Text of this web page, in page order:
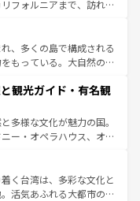
フォルニアまで、訪れる
ッピング、エンターテイ
ットだ。一方、アメリカ
ドキャニオンやイエロー
と美食が融合した独特の
各地域で異なる魅力を楽
歴史を感じることができ
や列車の旅も、アメリカ
、多くの島で構成される
もっている。大自然の神
の観光地といえばオアフ
マウイ島やカウアイ島が
輝く海をはじめ、豊かな
ロハスピリット」と呼ば
ハワイアンミュージッ
べてがハワイの魅力を彩
見と感動が待っているハ
観光ガイド・有名観
多様な文化が魅力の国。
ー・オペラハウス、オー
るウルル（エアーズロッ
やケアンズの熱帯雨林な
カフェやワイン、オージ
く台湾は、多彩な文化と
活気あふれる大都市の台